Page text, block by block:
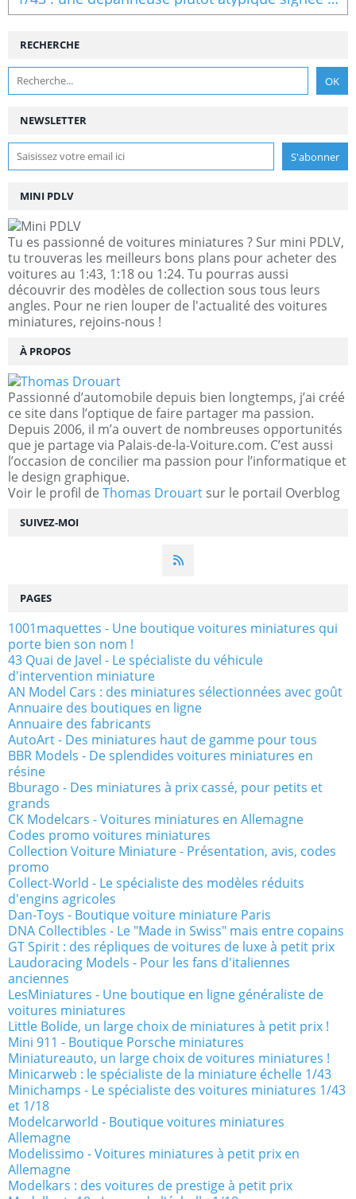
NEWSLETTER
SUIVEZ-MOI
RECHERCHE
MINI PDLV
Tu es passionné de voitures miniatures ? Sur mini PDLV,
tu trouveras les meilleurs bons plans pour acheter des
voitures au 1:43, 1:18 ou 1:24. Tu pourras aussi
découvrir des modèles de collection sous tous leurs
angles. Pour ne rien louper de l'actualité des voitures
miniatures, rejoins-nous !
À PROPOS
Passionné d’automobile depuis bien longtemps, j’ai créé
ce site dans l’optique de faire partager ma passion.
Depuis 2006, il m’a ouvert de nombreuses opportunités
que je partage via Palais-de-la-Voiture.com. C’est aussi
l’occasion de concilier ma passion pour l’informatique et
le design graphique.
Voir le profil de Thomas Drouart sur le portail Overblog
PAGES
1001maquettes - Une boutique voitures miniatures qui
porte bien son nom !
43 Quai de Javel - Le spécialiste du véhicule
d'intervention miniature
AN Model Cars : des miniatures sélectionnées avec goût
Annuaire des boutiques en ligne
Annuaire des fabricants
AutoArt - Des miniatures haut de gamme pour tous
BBR Models - De splendides voitures miniatures en
résine
Bburago - Des miniatures à prix cassé, pour petits et
grands
CK Modelcars - Voitures miniatures en Allemagne
Codes promo voitures miniatures
Collection Voiture Miniature - Présentation, avis, codes
promo
Collect-World - Le spécialiste des modèles réduits
d'engins agricoles
Dan-Toys - Boutique voiture miniature Paris
DNA Collectibles - Le "Made in Swiss" mais entre copains
GT Spirit : des répliques de voitures de luxe à petit prix
Laudoracing Models - Pour les fans d'italiennes
anciennes
LesMiniatures - Une boutique en ligne généraliste de
voitures miniatures
Little Bolide, un large choix de miniatures à petit prix !
Mini 911 - Boutique Porsche miniatures
Miniatureauto, un large choix de voitures miniatures !
Minicarweb : le spécialiste de la miniature échelle 1/43
Minichamps - Le spécialiste des voitures miniatures 1/43
et 1/18
Modelcarworld - Boutique voitures miniatures
Allemagne
Modelissimo - Voitures miniatures à petit prix en
Allemagne
Modelkars : des voitures de prestige à petit prix